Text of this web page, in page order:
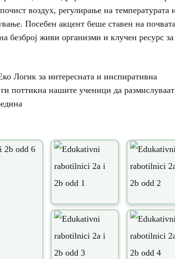
воздух, регулирање на температурата
Посебен акцент беше ставен на
безброј живи организми и клучен ресурс за
Логик за интересната и инспиративна
поттикна нашите ученици да